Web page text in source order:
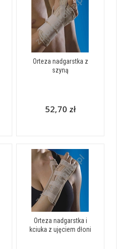
Orteza nadgarstka z
szyną
52,70 zł
Orteza nadgarstka i
kciuka z ujęciem dłoni